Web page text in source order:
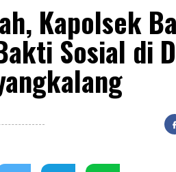
Kapolsek
Sosial di